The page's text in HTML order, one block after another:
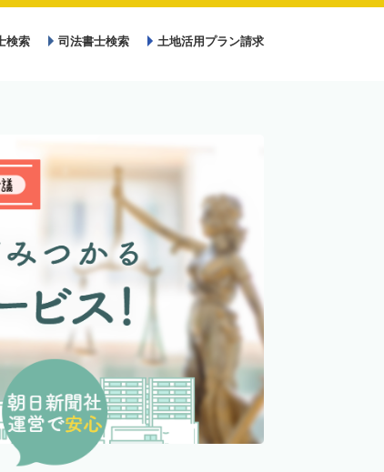
検索 司法書士検索 土地活用プラン請求